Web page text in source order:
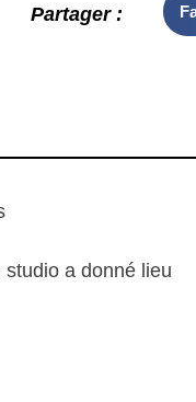
Partager :
studio a donné lieu